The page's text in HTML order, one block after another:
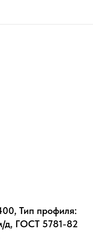
Тип профиля:
д, ГОСТ 5781-82